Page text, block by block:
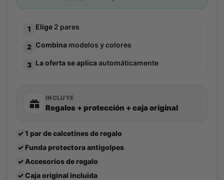
1 Elige 2 pares
2 Combina modelos y colores
3 La oferta se aplicaautomáticamente
INCLUYE
Regalos + protección + caja original
✓1 par de calcetines de regalo
✓ Funda protectora antigolpes
✓ Accesorios de regalo
✓Caja original incluida